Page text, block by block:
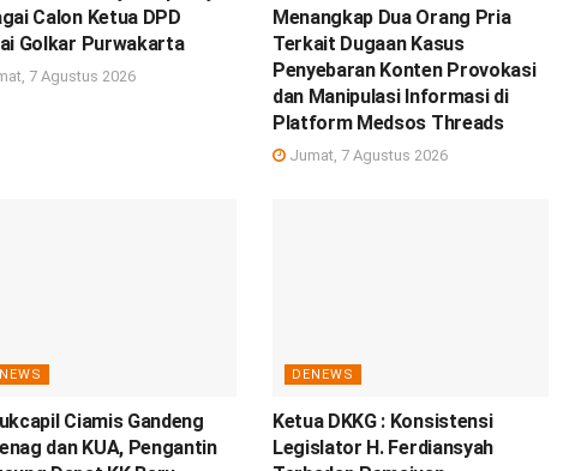
Calon Ketua DPD
Golkar Purwakarta
7 Agustus 2026
Menangkap Dua Orang Pria
Terkait Dugaan Kasus
Penyebaran Konten Provokasi
dan Manipulasi Informasi di
Platform Medsos Threads
Jumat, 7 Agustus 2026
Ciamis Gandeng
dan KUA, Pengantin
DENEWS
Ketua DKKG : Konsistensi
Legislator H. Ferdiansyah